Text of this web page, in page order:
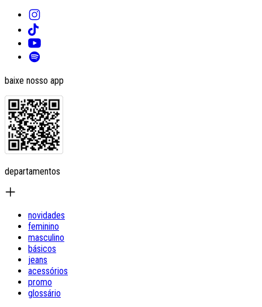
baixe nosso app
departamentos
novidades
feminino
masculino
básicos
jeans
acessórios
promo
glossário